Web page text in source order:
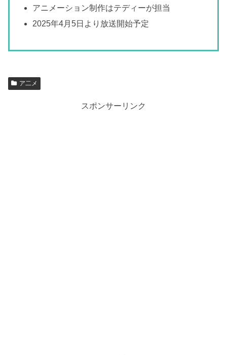
アニメーション制作はテディーが担当
2025年4月5日より放送開始予定
ア二メ
スポンサーリンク